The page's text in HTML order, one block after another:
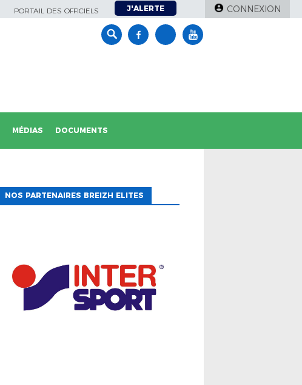
PORTAIL DES OFFICIELS J'ALERTE CONNEXION
MÉDIAS DOCUMENTS
NOS PARTENAIRES BREIZH ELITES